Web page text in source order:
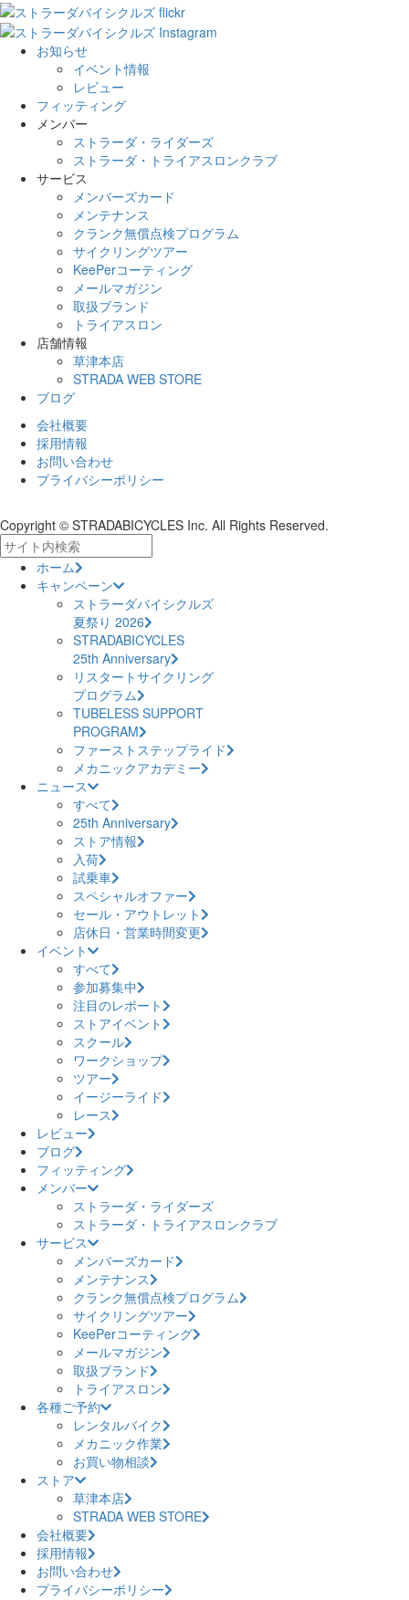
お知らせ
イベント情報
レビュー
フィッティング
メンバー
ストラーダ・ライダーズ
ストラーダ・トライアスロンクラブ
サービス
メンバーズカード
メンテナンス
クランク無償点検プログラム
サイクリングツアー
KeePerコーティング
メールマガジン
取扱ブランド
トライアスロン
店舗情報
草津本店
STRADA WEB STORE
ブログ
会社概要
採用情報
お問い合わせ
プライバシーポリシー
Copyright © STRADABICYCLES Inc. All Rights Reserved.
ホーム
キャンペーン
ストラーダバイシクルズ
夏祭り 2026
STRADABICYCLES
25th Anniversary
リスタートサイクリング
プログラム
TUBELESS SUPPORT
PROGRAM
ファーストステップライド
メカニックアカデミー
ニュース
すべて
25th Anniversary
ストア情報
入荷
試乗車
スペシャルオファー
セール・アウトレット
店休日・営業時間変更
イベント
すべて
参加募集中
注目のレポート
ストアイベント
スクール
ワークショップ
ツアー
イージーライド
レース
レビュー
ブログ
フィッティング
メンバー
ストラーダ・ライダーズ
ストラーダ・トライアスロンクラブ
サービス
メンバーズカード
メンテナンス
クランク無償点検プログラム
サイクリングツアー
KeePerコーティング
メールマガジン
取扱ブランド
トライアスロン
各種ご予約
レンタルバイク
メカニック作業
お買い物相談
ストア
草津本店
STRADA WEB STORE
会社概要
採用情報
お問い合わせ
プライバシーポリシー